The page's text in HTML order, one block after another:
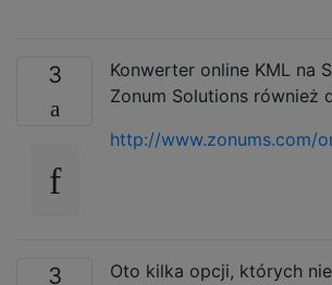
3
Konwerter online KML na
Zonum Solutions również
http://www.zonums.com/
3
Oto kilka opcji, których